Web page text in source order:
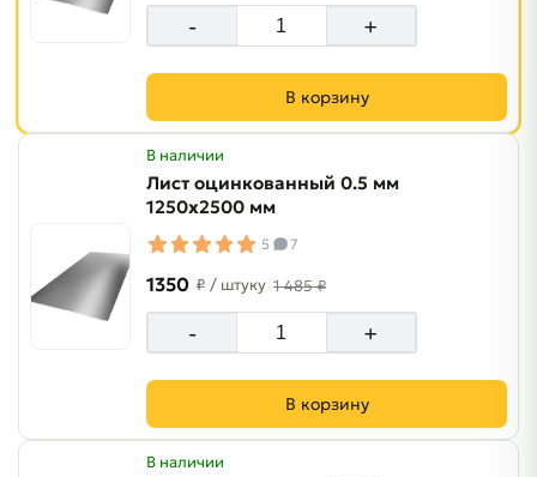
- +
В корзину
В наличии
Лист оцинкованный 0.5 мм
1250х2500 мм
5 7
1350 ₽ / штуку 1 485 ₽
- +
В корзину
В наличии